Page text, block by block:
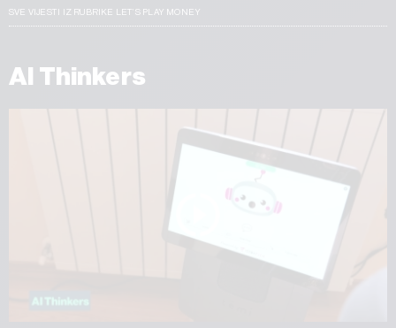
SVE VIJESTI IZ RUBRIKE LET’S PLAY MONEY
AI Thinkers